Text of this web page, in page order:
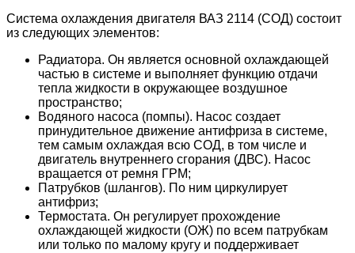
Система охлаждения двигателя ВАЗ 2114 (СОД) состоит
из следующих элементов:
Радиатора. Он является основной охлаждающей
частью в системе и выполняет функцию отдачи
тепла жидкости в окружающее воздушное
пространство;
Водяного насоса (помпы). Насос создает
принудительное движение антифриза в системе,
тем самым охлаждая всю СОД, в том числе и
двигатель внутреннего сгорания (ДВС). Насос
вращается от ремня ГРМ;
Патрубков (шлангов). По ним циркулирует
антифриз;
Термостата. Он регулирует прохождение
охлаждающей жидкости (ОЖ) по всем патрубкам
или только по малому кругу и поддерживает